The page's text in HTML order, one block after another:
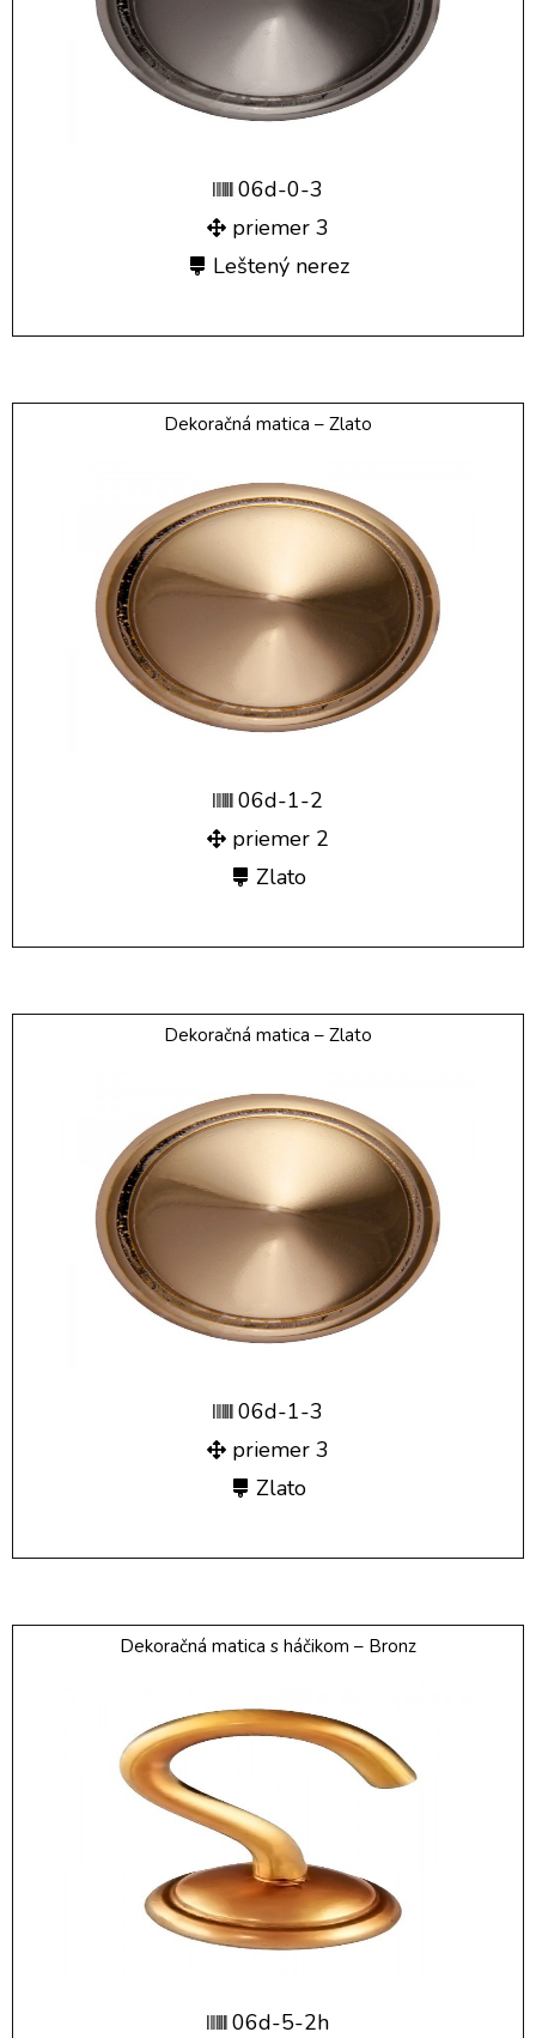
06d-0-3
priemer 3
Leštený nerez
Dekoračná matica – Zlato
06d-1-2
priemer 2
Zlato
Dekoračná matica – Zlato
06d-1-3
priemer 3
Zlato
Dekoračná matica s háčikom – Bronz
06d-5-2h